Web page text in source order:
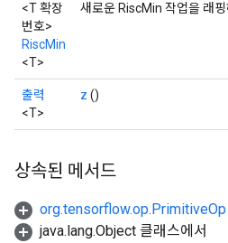
<T 확장
번호>
RiscMin
<T>
새로운 RiscMin 작업을 래
출력
<T>
z ()
상속된 메서드
org.tensorflow.op.PrimitiveOp
java.lang.Object 클래스에서